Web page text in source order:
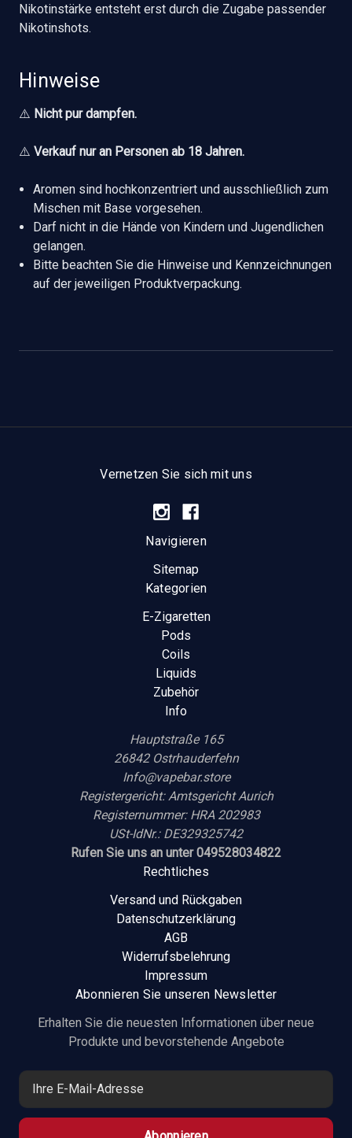
Nikotinstärke entsteht erst durch die Zugabe passender
Nikotinshots.
Hinweise
⚠️ Nicht pur dampfen.
⚠️ Verkauf nur an Personen ab 18 Jahren.
Aromen sind hochkonzentriert und ausschließlich zum
Mischen mit Base vorgesehen.
Darf nicht in die Hände von Kindern und Jugendlichen
gelangen.
Bitte beachten Sie die Hinweise und Kennzeichnungen
auf der jeweiligen Produktverpackung.
Vernetzen Sie sich mit uns
Navigieren
Sitemap
Kategorien
E-Zigaretten
Pods
Coils
Liquids
Zubehör
Info
Hauptstraße 165
26842 Ostrhauderfehn
Info@vapebar.store
Registergericht: Amtsgericht Aurich
Registernummer: HRA 202983
USt-IdNr.: DE329325742
Rufen Sie uns an unter 049528034822
Rechtliches
Versand und Rückgaben
Datenschutzerklärung
AGB
Widerrufsbelehrung
Impressum
Abonnieren Sie unseren Newsletter
Erhalten Sie die neuesten Informationen über neue
Produkte und bevorstehende Angebote
E
M